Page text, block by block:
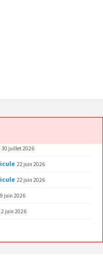
30 juillet 2026
22 juin 2026
22 juin 2026
juin 2026
juin 2026